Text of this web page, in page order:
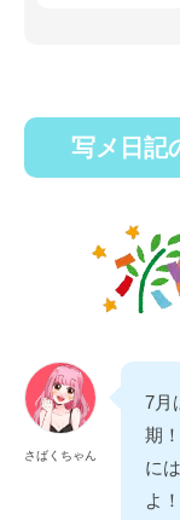
写メ日記
さばくちゃん
7月
期
に
よ！